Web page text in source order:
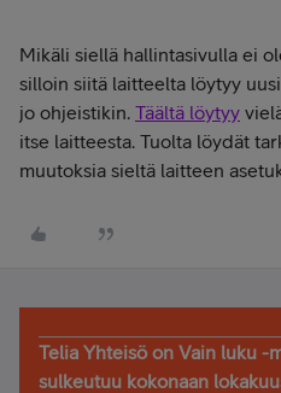
Mikäli siellä hallintasivulla ei
silloin siitä laitteelta löytyy
jo ohjeistikin. Täältä löytyy
itse laitteesta. Tuolta löydät
muutoksia sieltä laitteen
Telia Yhteisö on Vain luku -
sulkeutuu kokonaan